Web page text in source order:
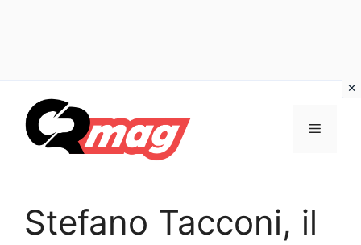
contenuto
Menu
Stefano Tacconi, il